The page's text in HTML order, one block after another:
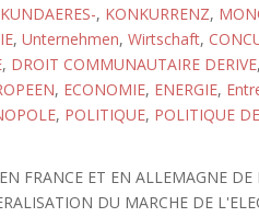
, KONKURRENZ,
, Unternehmen, Wirtschaft,
, DROIT COMMUNAUTAIRE DERIVE,
, ECONOMIE, ENERGIE,
, POLITIQUE, POLITIQUE
FRANCE ET EN ALLEMAGNE DE
DU MARCHE DE